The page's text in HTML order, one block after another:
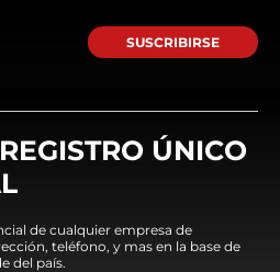
SUSCRIBIRSE
ÚNICO
de cualquier empresa de
teléfono, y mas en la base de
del país.